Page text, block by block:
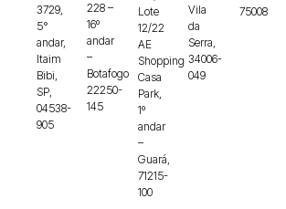
3729,
5°
andar,
Itaim
Bibi,
SP,
04538-
905
228 –
16º
andar
–
Botafogo
22250-
145
Lote
12/22
AE
Shopping
Casa
Park,
1º
andar
–
Guará,
71215-
100
Vila
da
Serra,
34006-
049
75008